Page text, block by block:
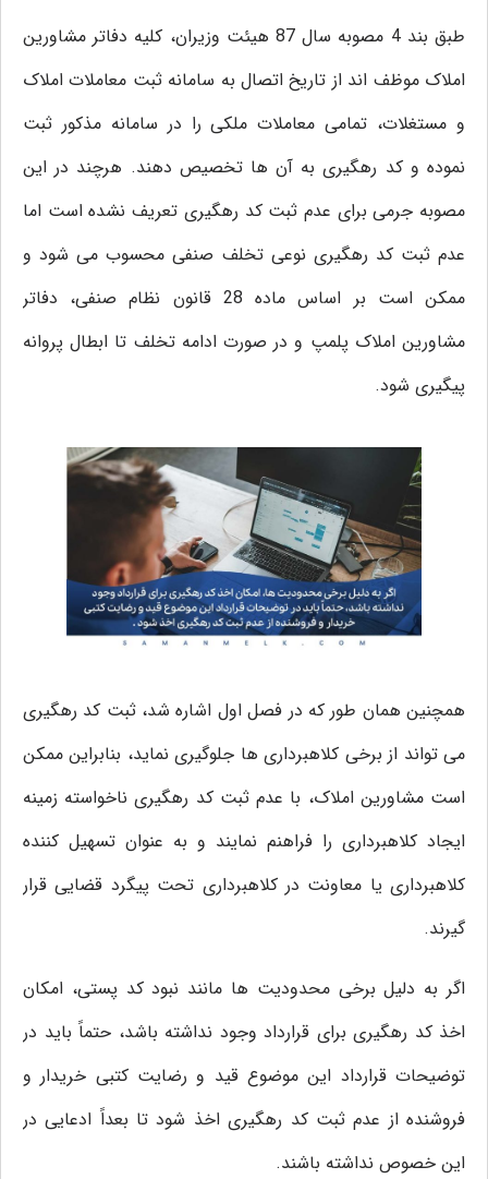
طبق بند 4 مصوبه سال 87 هیئت وزیران، کلیه دفاتر مشاورین
املاک موظف اند از تاریخ اتصال به سامانه ثبت معاملات املاک
و مستغلات، تمامی معاملات ملکی را در سامانه مذکور ثبت
نموده و کد رهگیری به آن ها تخصیص دهند. هرچند در این
مصوبه جرمی برای عدم ثبت کد رهگیری تعریف نشده است اما
عدم ثبت کد رهگیری نوعی تخلف صنفی محسوب می شود و
ممکن است بر اساس ماده 28 قانون نظام صنفی، دفاتر
مشاورین املاک پلمپ و در صورت ادامه تخلف تا ابطال پروانه
پیگیری شود.
همچنین همان طور که در فصل اول اشاره شد، ثبت کد رهگیری
می تواند از برخی کلاهبرداری ها جلوگیری نماید، بنابراین ممکن
است مشاورین املاک، با عدم ثبت کد رهگیری ناخواسته زمینه
ایجاد کلاهبرداری را فراهنم نمایند و به عنوان تسهیل کننده
کلاهبرداری یا معاونت در کلاهبرداری تحت پیگرد قضایی قرار
گیرند.
اگر به دلیل برخی محدودیت ها مانند نبود کد پستی، امکان
اخذ کد رهگیری برای قرارداد وجود نداشته باشد، حتماً باید در
توضیحات قرارداد این موضوع قید و رضایت کتبی خریدار و
فروشنده از عدم ثبت کد رهگیری اخذ شود تا بعداً ادعایی در
این خصوص نداشته باشند.